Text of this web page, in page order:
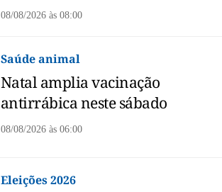
08/08/2026 às08:00
Saúde animal
Natal amplia vacinação
antirrábica neste sábado
08/08/2026 às06:00
Eleições 2026